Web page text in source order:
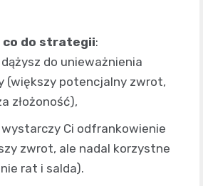
co do strategii:
do unieważnienia
(większy potencjalny zwrot,
złożoność),
wystarczy Ci odfrankowienie
zwrot, ale nadal korzystne
rat i salda).